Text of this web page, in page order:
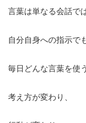
言葉は単なる会話で
自分自身への指示で
毎日どんな言葉を使
考え方が変わり、